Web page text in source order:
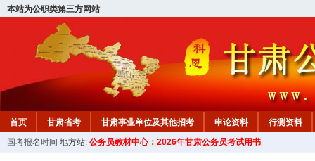
本站为公职类第三方网站
首页 甘肃省考 甘肃事业单位及其他招考 申论资料
行测资料
国考报名时间 地方站: 公务员教材中心：2026年甘肃公务员考试用书